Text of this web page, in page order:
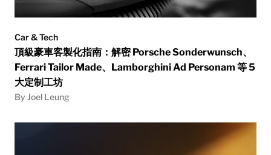
Car & Tech
頂級豪車客製化指南：解密 Porsche Sonderwunsch、
Ferrari Tailor Made、Lamborghini Ad Personam 等 5
大定制工坊
By Joel Leung